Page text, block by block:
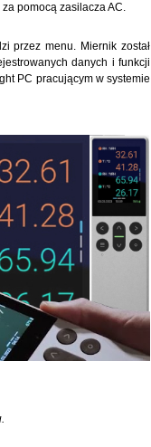
pomocą zasilacza AC.
przez menu. Miernik został
danych i funkcji
PC pracującym w systemie